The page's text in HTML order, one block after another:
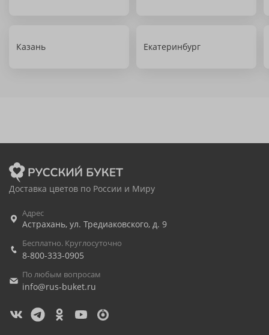
Казань Екатеринбург
Доставка цветов по России и Миру
Адрес
Астрахань, ул. Тредиаковского, д. 9
Бесплатно. Круглосуточно
8-800-333-0905
По любым вопросам
info@rus-buket.ru